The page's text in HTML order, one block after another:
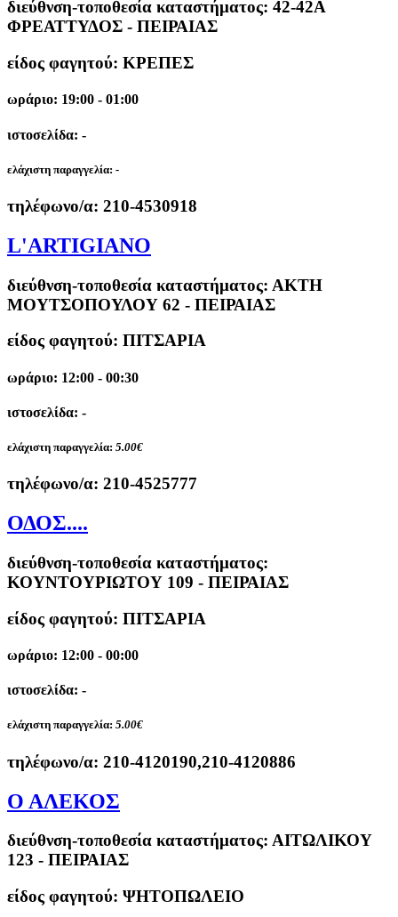
διεύθνση-τοποθεσία καταστήματος: 42-42Α
ΦΡΕΑΤΤΥΔΟΣ - ΠΕΙΡΑΙΑΣ
είδος φαγητού: ΚΡΕΠΕΣ
ωράριο: 19:00 - 01:00
ιστοσελίδα: -
ελάχιστη παραγγελία: -
τηλέφωνο/α: 210-4530918
L'ARTIGIANO
διεύθνση-τοποθεσία καταστήματος: ΑΚΤΗ
ΜΟΥΤΣΟΠΟΥΛΟΥ 62 - ΠΕΙΡΑΙΑΣ
είδος φαγητού: ΠΙΤΣΑΡΙΑ
ωράριο: 12:00 - 00:30
ιστοσελίδα: -
ελάχιστη παραγγελία: 5.00€
τηλέφωνο/α: 210-4525777
ΟΔΟΣ....
διεύθνση-τοποθεσία καταστήματος:
ΚΟΥΝΤΟΥΡΙΩΤΟΥ 109 - ΠΕΙΡΑΙΑΣ
είδος φαγητού: ΠΙΤΣΑΡΙΑ
ωράριο: 12:00 - 00:00
ιστοσελίδα: -
ελάχιστη παραγγελία: 5.00€
τηλέφωνο/α: 210-4120190,210-4120886
Ο ΑΛΕΚΟΣ
διεύθνση-τοποθεσία καταστήματος: ΑΙΤΩΛΙΚΟΥ
123 - ΠΕΙΡΑΙΑΣ
είδος φαγητού: ΨΗΤΟΠΩΛΕΙΟ